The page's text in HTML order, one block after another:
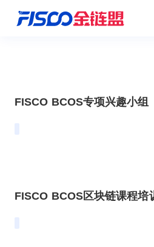
FISCO BCOS专项兴趣小组
FISCO BCOS区块链课程培